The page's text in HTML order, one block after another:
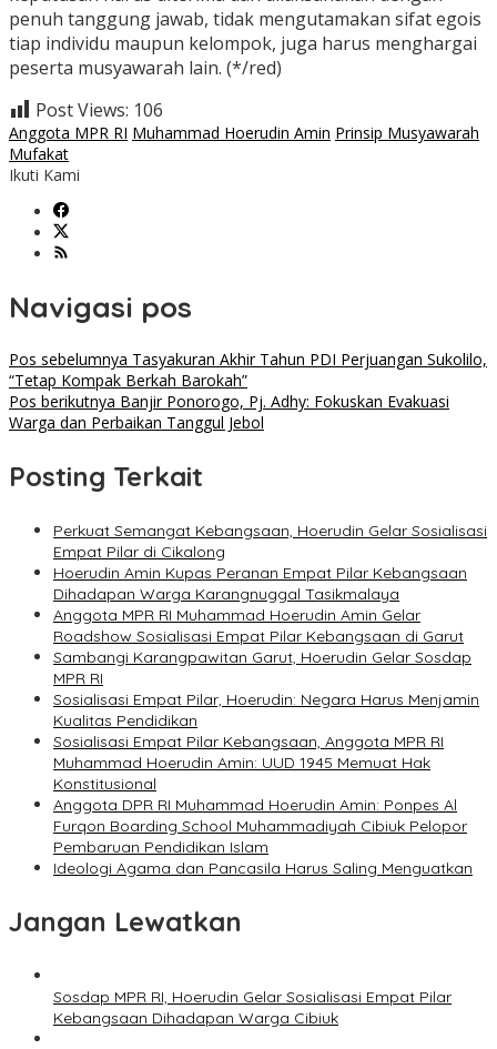
penuh tanggung jawab, tidak mengutamakan sifat egois
tiap individu maupun kelompok, juga harus menghargai
peserta musyawarah lain. (*/red)
Post Views: 106
Anggota MPR RI Muhammad Hoerudin Amin Prinsip Musyawarah
Mufakat
Ikuti Kami
Navigasi pos
Pos sebelumnya Tasyakuran Akhir Tahun PDI Perjuangan Sukolilo,
“Tetap Kompak Berkah Barokah”
Pos berikutnya Banjir Ponorogo, Pj. Adhy: Fokuskan Evakuasi
Warga dan Perbaikan Tanggul Jebol
Posting Terkait
Perkuat Semangat Kebangsaan, Hoerudin Gelar Sosialisasi
Empat Pilar di Cikalong
Hoerudin Amin Kupas Peranan Empat Pilar Kebangsaan
Dihadapan Warga Karangnuggal Tasikmalaya
Anggota MPR RI Muhammad Hoerudin Amin Gelar
Roadshow Sosialisasi Empat Pilar Kebangsaan di Garut
Sambangi Karangpawitan Garut, Hoerudin Gelar Sosdap
MPR RI
Sosialisasi Empat Pilar, Hoerudin: Negara Harus Menjamin
Kualitas Pendidikan
Sosialisasi Empat Pilar Kebangsaan, Anggota MPR RI
Muhammad Hoerudin Amin: UUD 1945 Memuat Hak
Konstitusional
Anggota DPR RI Muhammad Hoerudin Amin: Ponpes Al
Furqon Boarding School Muhammadiyah Cibiuk Pelopor
Pembaruan Pendidikan Islam
Ideologi Agama dan Pancasila Harus Saling Menguatkan
Jangan Lewatkan
Sosdap MPR RI, Hoerudin Gelar Sosialisasi Empat Pilar
Kebangsaan Dihadapan Warga Cibiuk